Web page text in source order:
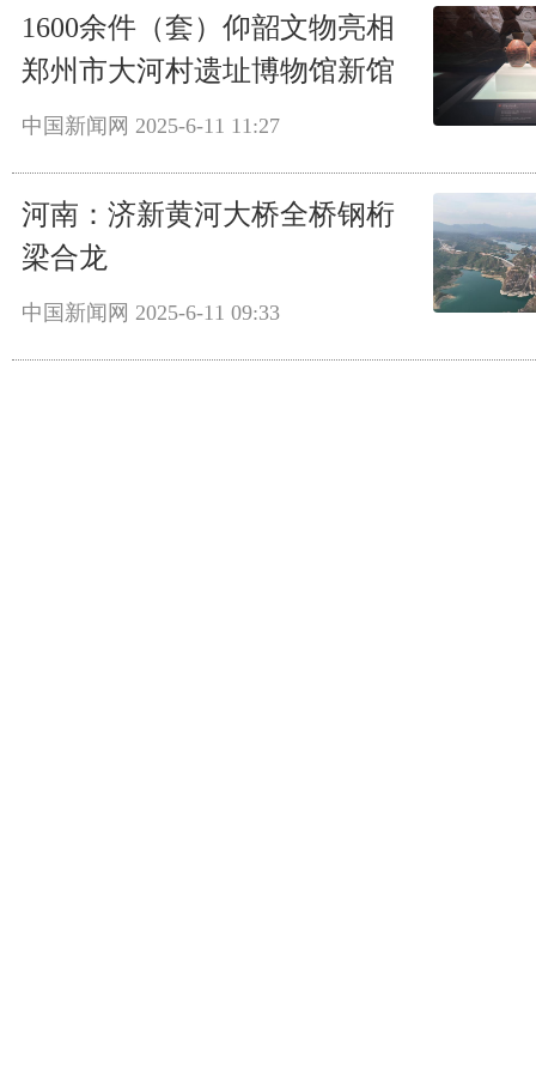
1600余件（套）仰韶文物亮相
郑州市大河村遗址博物馆新馆
中国新闻网 2025-6-11 11:27
河南：济新黄河大桥全桥钢桁
梁合龙
中国新闻网 2025-6-11 09:33